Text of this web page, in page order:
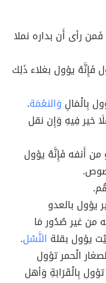
رأى أَن بداره نملا
يؤول بغلاء ذَلِك
بِالْمَالِ وَالنعْمَة.
خير فِيهِ وَإِن نقل
أَنفه فَإِنَّهُ يؤول
يؤول بالعدو
من غير صُدُور مَا
يؤول بقلة النَّسْل.
الْحمر تؤول
بِالْقَرَابَةِ وَأهل